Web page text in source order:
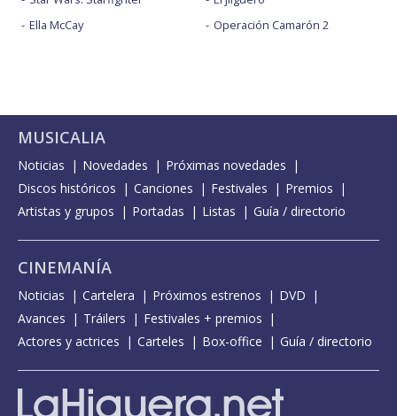
Ella McCay
Operación Camarón 2
MUSICALIA
Noticias Novedades
Próximas novedades
Discos históricos
Canciones Festivales
Premios
Artistas y grupos
Portadas Listas Guía / directorio
CINEMANÍA
Noticias Cartelera Próximos estrenos
DVD
Avances
Tráilers
Festivales + premios
Actores y actrices
Carteles Box-office Guía / directorio